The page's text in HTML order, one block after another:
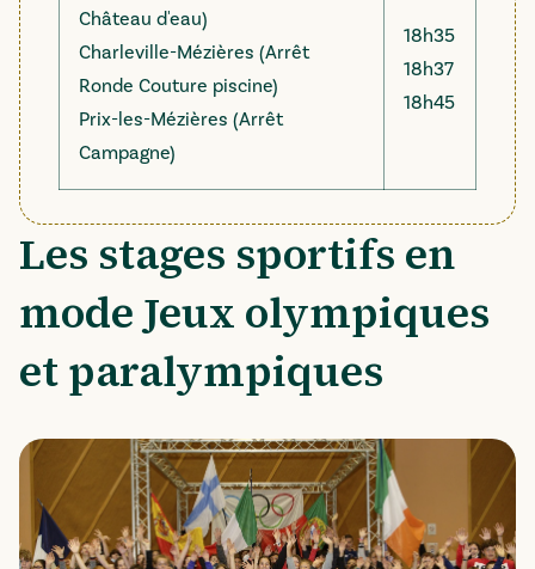
Château d'eau)
Charleville-Mézières (Arrêt
Ronde Couture piscine)
Prix-les-Mézières (Arrêt
Campagne)
18h35
18h37
18h45
Les stages sportifs en
mode Jeux olympiques
et paralympiques